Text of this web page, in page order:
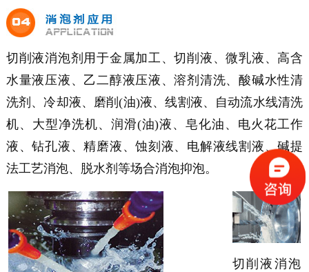
切削液消泡剂用于金属加工、切削液、微乳液、高含
水量液压液、乙二醇液压液、溶剂清洗、酸碱水性清
洗剂、冷却液、磨削(油)液、线割液、自动流水线清洗
机、大型净洗机、润滑(油)液、皂化油、电火花工作
液、钻孔液、精磨液、蚀刻液、电解液线割液、碱提
法工艺消泡、脱水剂等场合消泡抑泡。
切削液消泡